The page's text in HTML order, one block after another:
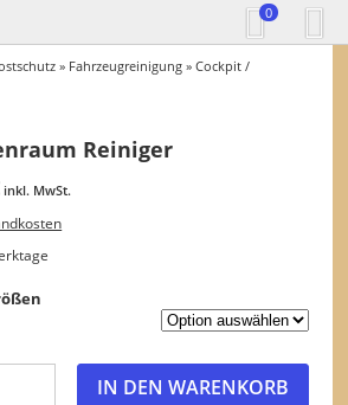
0
» Fahrzeugreinigung » Cockpit /
Reiniger
inkl. MwSt.
IN DEN WARENKORB